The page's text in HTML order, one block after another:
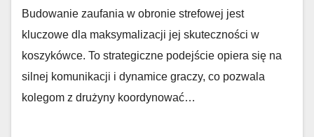
Budowanie zaufania w obronie strefowej jest
kluczowe dla maksymalizacji jej skuteczności w
koszykówce. To strategiczne podejście opiera się na
silnej komunikacji i dynamice graczy, co pozwala
kolegom z drużyny koordynować…